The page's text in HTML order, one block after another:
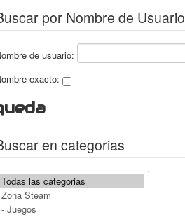
por Nombre de Usuario
de usuario:
exacto:
en categorias